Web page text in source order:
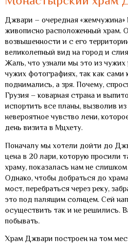
Джвари – очередная
живописно расположенный храм.
возвышенности и с его
великолепный вид на город и
Жаль, что узнали мы это из чужих
чужих фотографиях, так как сами
поднимались, а зря. Почему,
Грузия – коварная страна и
испортить все планы, вызволив
невероятное чувство лени,
день визита в Мцхету.
Поначалу мы хотели дойти до
цена в 20 лари, которую просили
храму, показалась нам не
Однако, чтобы добраться до
мост, перебраться через реку,
это под палящим солнцем. Сей
осуществить так и не решились.
побывать.
Храм Джвари построен на том